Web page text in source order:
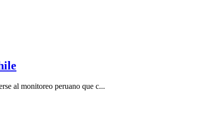
al monitoreo peruano que c...